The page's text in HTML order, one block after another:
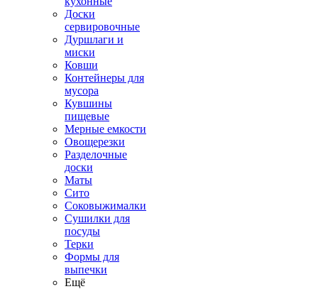
Доски
сервировочные
Дуршлаги и
миски
Ковши
Контейнеры для
мусора
Кувшины
пищевые
Мерные емкости
Овощерезки
Разделочные
доски
Маты
Сито
Соковыжималки
Сушилки для
посуды
Терки
Формы для
выпечки
Ещё